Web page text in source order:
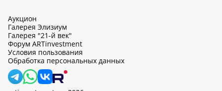
Аукцион
Галерея Элизиум
Галерея "21-й век"
Форум ARTinvestment
Условия пользования
Обработка персональных данных